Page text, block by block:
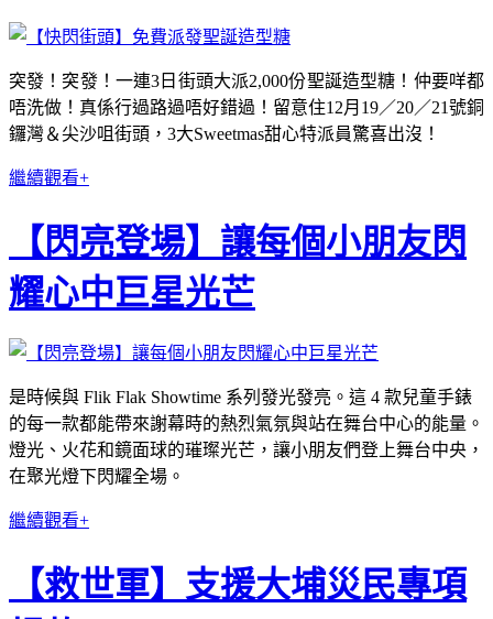
突發！突發！一連3日街頭大派2,000份聖誕造型糖！仲要咩都
唔洗做！真係行過路過唔好錯過！留意住12月19／20／21號銅
鑼灣＆尖沙咀街頭，3大Sweetmas甜心特派員驚喜出沒！
繼續觀看+
【閃亮登場】讓每個小朋友閃
耀心中巨星光芒
是時候與 Flik Flak Showtime 系列發光發亮。這 4 款兒童手錶
的每一款都能帶來謝幕時的熱烈氣氛與站在舞台中心的能量。
燈光、火花和鏡面球的璀璨光芒，讓小朋友們登上舞台中央，
在聚光燈下閃耀全場。
繼續觀看+
【救世軍】支援大埔災民專項